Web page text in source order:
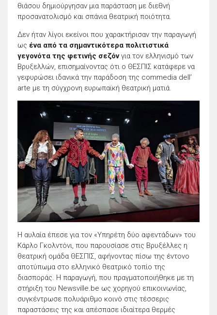
θιάσου δημιούργησαν μια παράσταση με διεθνή
προσανατολισμό και σπάνια θεατρική ποιότητα.
Δεν ήταν λίγοι εκείνοι που χαρακτήρισαν την παραγωγή
ως ένα από τα σημαντικότερα πολιτιστικά
γεγονότα της φετινής σεζόνγια τον ελληνισμό των
Βρυξελλών, επισημαίνοντας ότι ο ΘΕΣΠΙΣ κατάφερε να
γεφυρώσει ιδανικά την παράδοση της commedia dell’
arte με τη σύγχρονη ευρωπαϊκή θεατρική ματιά.
Η αυλαία έπεσε για τον «Υπηρέτη δύο αφεντάδων» του
Κάρλο Γκολντόνι, που παρουσίασε στις Βρυξέλλες η
θεατρική ομάδα ΘΕΣΠΙΣ, αφήνοντας πίσω της έντονο
αποτύπωμα στο ελληνικό θεατρικό τοπίο της
διασποράς. Η παραγωγή, που πραγματοποιήθηκε με τη
στήριξη του Newsville.be ως χορηγού επικοινωνίας,
συγκέντρωσε πολυάριθμο κοινό στις τέσσερις
παραστάσεις της και απέσπασε ιδιαίτερα θερμές